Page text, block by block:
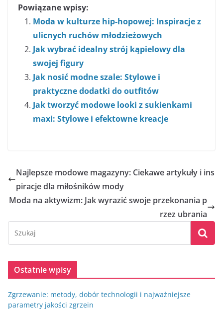
Powiązane wpisy:
Moda w kulturze hip-hopowej: Inspiracje z
ulicnych ruchów młodzieżowych
Jak wybrać idealny strój kąpielowy dla
swojej figury
Jak nosić modne szale: Stylowe i
praktyczne dodatki do outfitów
Jak tworzyć modowe looki z sukienkami
maxi: Stylowe i efektowne kreacje
Najlepsze modowe magazyny: Ciekawe artykuły i ins
piracje dla miłośników mody
Moda na aktywizm: Jak wyrazić swoje przekonania p
rzez ubrania
Ostatnie wpisy
Zgrzewanie: metody, dobór technologii i najważniejsze
parametry jakości zgrzein